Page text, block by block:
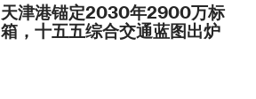
天津港锚定2030年2900万标
箱，十五五综合交通蓝图出炉